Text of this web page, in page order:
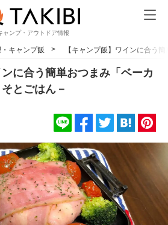
ャンプ・アウトドア情報
キャンプ飯 【キャンプ飯】ワインに合う
ンに合う簡単おつまみ「ベーカ
とごはん－